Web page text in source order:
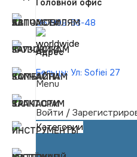
Головной офис
06-999-53-48
Адрес
Бельцы: Ул: Sofiei 27
Menu
Войти /
Категории